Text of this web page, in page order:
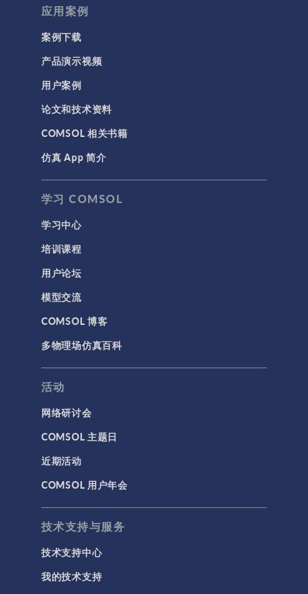
应用案例
案例下载
产品演示视频
用户案例
论文和技术资料
COMSOL 相关书籍
仿真 App 简介
学习 COMSOL
学习中心
培训课程
用户论坛
模型交流
COMSOL 博客
多物理场仿真百科
活动
网络研讨会
COMSOL 主题日
近期活动
COMSOL 用户年会
技术支持与服务
技术支持中心
我的技术支持